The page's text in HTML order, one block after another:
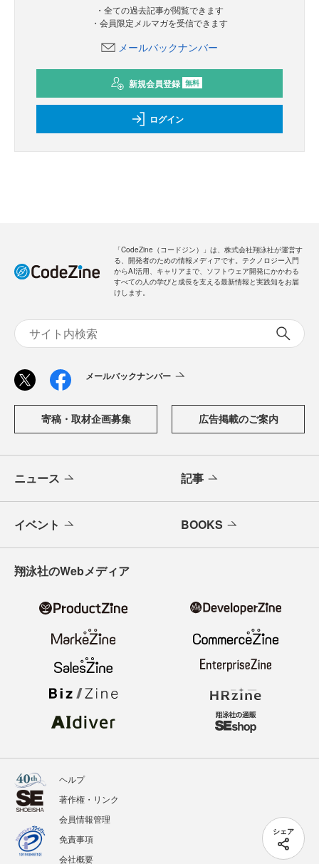
シェア
・全ての過去記事が閲覧できます
・会員限定メルマガを受信できます
メールバックナンバー
新規会員登録 無料
ログイン
「CodeZine（コードジン）」は、株式会社翔泳社が運営す
る、開発者のための情報メディアです。テクノロジー入門
からAI活用、キャリアまで、ソフトウェア開発にかかわる
すべての人の学びと成長を支える最新情報と実践知をお届
けします。
メールバックナンバー
寄稿・取材企画募集 広告掲載のご案内
ニュース 記事
イベント BOOKS
翔泳社のWebメディア
ヘルプ
著作権・リンク
会員情報管理
免責事項
会社概要